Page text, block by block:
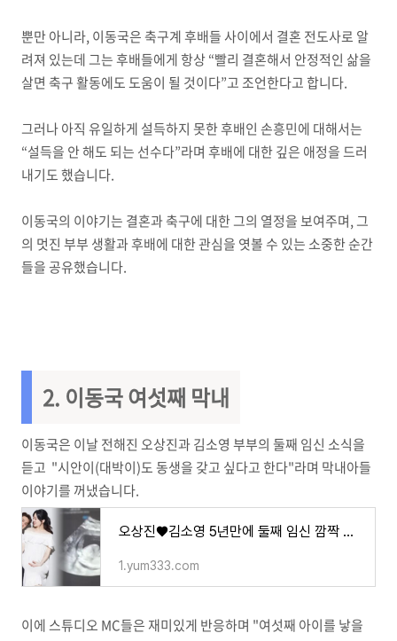
뿐만 아니라, 이동국은 축구계 후배들 사이에서 결혼 전도사로 알
려져 있는데 그는 후배들에게 항상 “빨리 결혼해서 안정적인 삶을
살면 축구 활동에도 도움이 될 것이다”고 조언한다고 합니다.
그러나 아직 유일하게 설득하지 못한 후배인 손흥민에 대해서는
“설득을 안 해도 되는 선수다”라며 후배에 대한 깊은 애정을 드러
내기도 했습니다.
이동국의 이야기는 결혼과 축구에 대한 그의 열정을 보여주며, 그
의 멋진 부부 생활과 후배에 대한 관심을 엿볼 수 있는 소중한 순간
들을 공유했습니다.
2. 이동국 여섯째 막내
이동국은 이날 전해진 오상진과 김소영 부부의 둘째 임신 소식을
듣고 "시안이(대박이)도 동생을 갖고 싶다고 한다"라며 막내아들
이야기를 꺼냈습니다.
오상진♥김소영 5년만에 둘째 임신 깜짝 고백하며 축하와 기쁨도 잠시 심각한 문제로 위기 - 트
1.yum333.com
이에 스튜디오 MC들은 재미있게 반응하며 "여섯째 아이를 낳을